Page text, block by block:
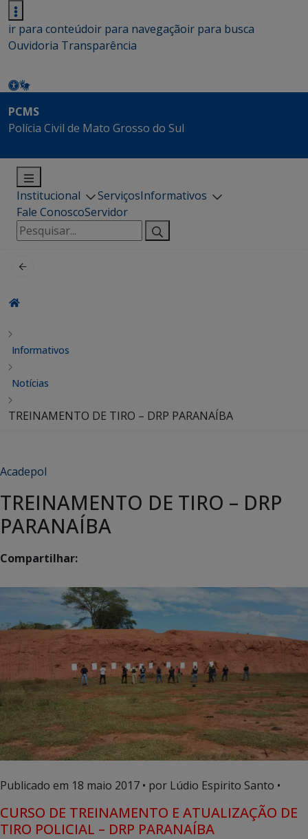
ir para conteúdoir para navegaçãoir para busca
Ouvidoria Transparência
PCMS
Polícia Civil de Mato Grosso do Sul
Institucional ServiçosInformativos
Fale ConoscoServidor
Pesquisar
por:
Informativos
Notícias
TREINAMENTO DE TIRO – DRP PARANAÍBA
Acadepol
TREINAMENTO DE TIRO – DRP
PARANAÍBA
Compartilhar:
Publicado em 18 maio 2017 • por Lúdio Espirito Santo •
CURSO DE TREINAMENTO E ATUALIZAÇÃO DE
TIRO POLICIAL – DRP PARANAÍBA